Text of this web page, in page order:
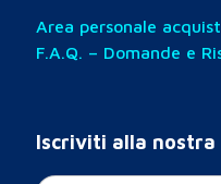
Area personale
F.A.Q. – Domande e
Iscriviti alla nostra